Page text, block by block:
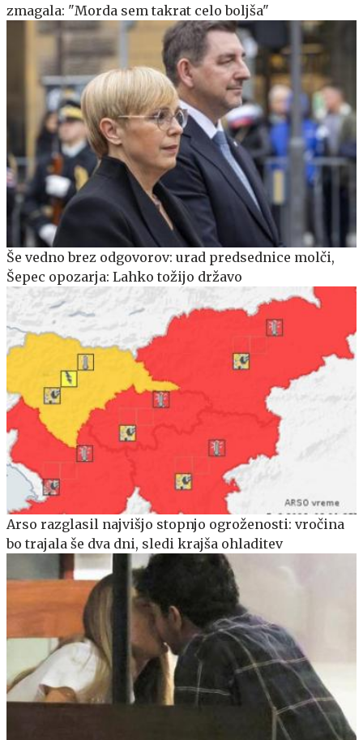
zmagala: "Morda sem takrat celo boljša"
Še vedno brez odgovorov: urad predsednice molči,
Šepec opozarja: Lahko tožijo državo
Arso razglasil najvišjo stopnjo ogroženosti: vročina
bo trajala še dva dni, sledi krajša ohladitev